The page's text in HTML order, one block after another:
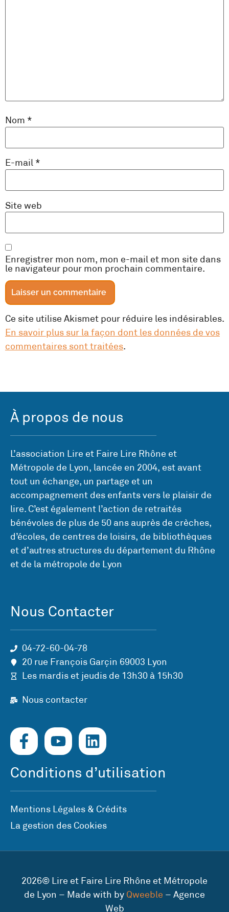
Nom *
E-mail *
Site web
Enregistrer mon nom, mon e-mail et mon site dans
le navigateur pour mon prochain commentaire.
Ce site utilise Akismet pour réduire les indésirables.
En savoir plus sur la façon dont les données de vos
commentaires sont traitées.
À propos de nous
L’association Lire et Faire Lire Rhône et
Métropole de Lyon, lancée en 2004, est avant
tout un échange, un partage et un
accompagnement des enfants vers le plaisir de
lire. C’est également l’action de retraités
bénévoles de plus de 50 ans auprès de crèches,
d’écoles, de centres de loisirs, de bibliothèques
et d’autres structures du département du Rhône
et de la métropole de Lyon
Nous Contacter
04-72-60-04-78
20 rue François Garçin 69003 Lyon
Les mardis et jeudis de 13h30 à 15h30
Nous contacter
Conditions d’utilisation
Mentions Légales & Crédits
La gestion des Cookies
2026© Lire et Faire Lire Rhône et Métropole
de Lyon – Made with by Qweeble – Agence
Web